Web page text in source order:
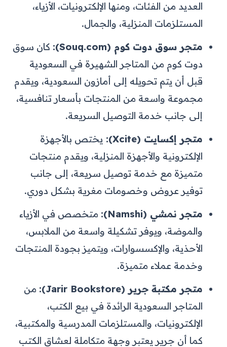
العديد من الفئات، ومنها الإلكترونيات، الأزياء،
المستلزمات المنزلية، والجمال.
متجر سوق دوت كوم (Souq.com):
كان سوق
دوت كوم من المتاجر الشهيرة في السعودية
قبل أن يتم تحويله إلى أمازون السعودية، ويقدم
مجموعة واسعة من المنتجات بأسعار تنافسية،
إلى جانب خدمة التوصيل السريعة.
متجر إكسايت (Xcite):
يختص بالأجهزة
الإلكترونية والأجهزة المنزلية، ويقدم منتجات
متميزة مع خدمة توصيل سريعة، إلى جانب
توفير عروض وخصومات مغرية بشكل دوري.
متجر نمشي (Namshi):
متخصص في الأزياء
والموضة، ويوفر تشكيلة واسعة من الملابس،
الأحذية، والإكسسوارات، ويتميز بجودة المنتجات
وخدمة عملاء متميزة.
متجر مكتبة جرير (Jarir Bookstore):
من
المتاجر السعودية الرائدة في بيع الكتب،
الإلكترونيات، والمستلزمات المدرسية والمكتبية،
كما أن جرير يعتبر وجهة متكاملة لعشاق الكتب